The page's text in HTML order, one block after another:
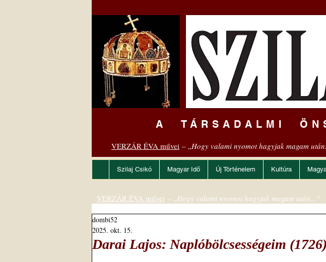
A TÁRSADALMI
VERZÁR ÉVA művei – „Hogy valami nyomot hagyjak magam
Szilaj Csikó Magyar Idő Új Történelem Kultúra
Darai Lajos: Naplóbölcsességeim (1726)
dombi52
2025. okt. 15.
VERZÁR ÉVA művei – „Hogy valami nyomot hagyjak magam után..."